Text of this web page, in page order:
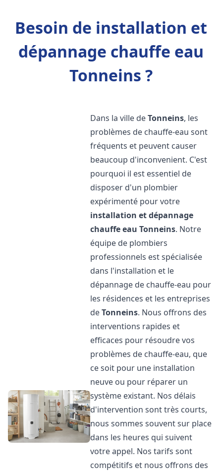
Besoin de installation et
dépannage chauffe eau
Tonneins ?
Dans la ville deTonneins, les
problèmes de chauffe-eau sont
fréquents et peuvent causer
beaucoup d'inconvenient. C'est
pourquoi il est essentiel de
disposer d'un plombier
expérimenté pour votre
installation et dépannage
chauffe eau Tonneins. Notre
équipe de plombiers
professionnels est spécialisée
dans l'installation et le
dépannage de chauffe-eau pour
les résidences et les entreprises
deTonneins. Nous offrons des
interventions rapides et
efficaces pour résoudre vos
problèmes de chauffe-eau, que
ce soit pour une installation
neuve ou pour réparer un
système existant. Nos délais
d'intervention sont très courts,
nous sommes souvent sur place
dans les heures qui suivent
votre appel. Nos tarifs sont
compétitifs et nous offrons des